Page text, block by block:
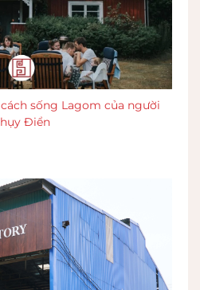
sống Lagom của người
Điển